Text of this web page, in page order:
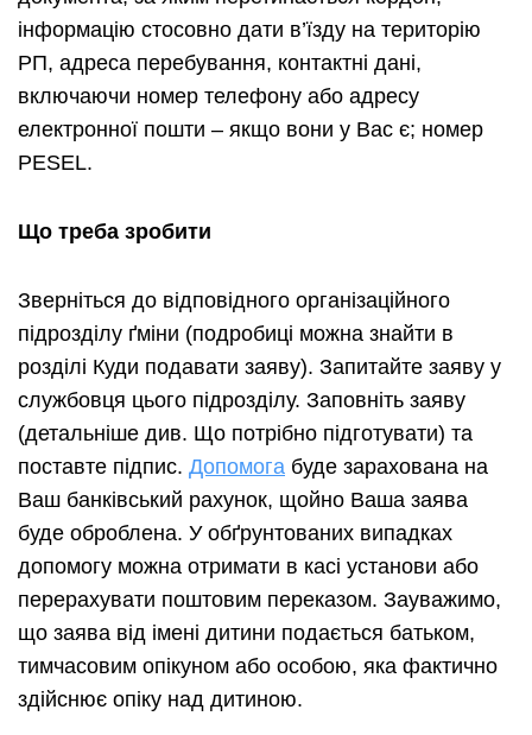
інформацію стосовно дати в’їзду на територію
РП, адреса перебування, контактні дані,
включаючи номер телефону або адресу
електронної пошти – якщо вони у Вас є; номер
PESEL.
Що треба зробити
Зверніться до відповідного організаційного
підрозділу ґміни (подробиці можна знайти в
розділі Куди подавати заяву). Запитайте заяву у
службовця цього підрозділу. Заповніть заяву
(детальніше див. Що потрібно підготувати) та
поставте підпис. Допомога буде зарахована на
Ваш банківський рахунок, щойно Ваша заява
буде оброблена. У обґрунтованих випадках
допомогу можна отримати в касі установи або
перерахувати поштовим переказом. Зауважимо,
що заява від імені дитини подається батьком,
тимчасовим опікуном або особою, яка фактично
здійснює опіку над дитиною.